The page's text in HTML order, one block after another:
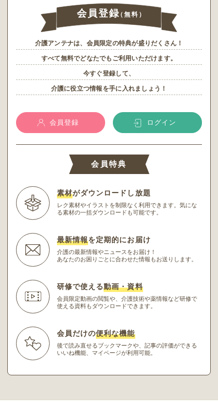
会員登録（無料）
介護アンテナは、会員限定の特典が盛りだくさん！
すべて無料でどなたでもご利用いただけます。
今すぐ登録して、
介護に役立つ情報を手に入れましょう！
会員登録 ログイン
会員特典
素材がダウンロードし放題
レク素材やイラストを制限なく利用できます。 気にな
る素材の一括ダウンロードも可能です。
最新情報を定期的にお届け
介護の最新情報やニュースをお届け！
あなたのお困りごとに合わせた情報もお送りします。
研修で使える動画・資料
会員限定動画の閲覧や、介護技術や薬情報など研修で
使える資料もダウンロードできます。
会員だけの便利な機能
後で読み直せるブックマークや、記事の評価ができる
いいね機能、マイページが利用可能。